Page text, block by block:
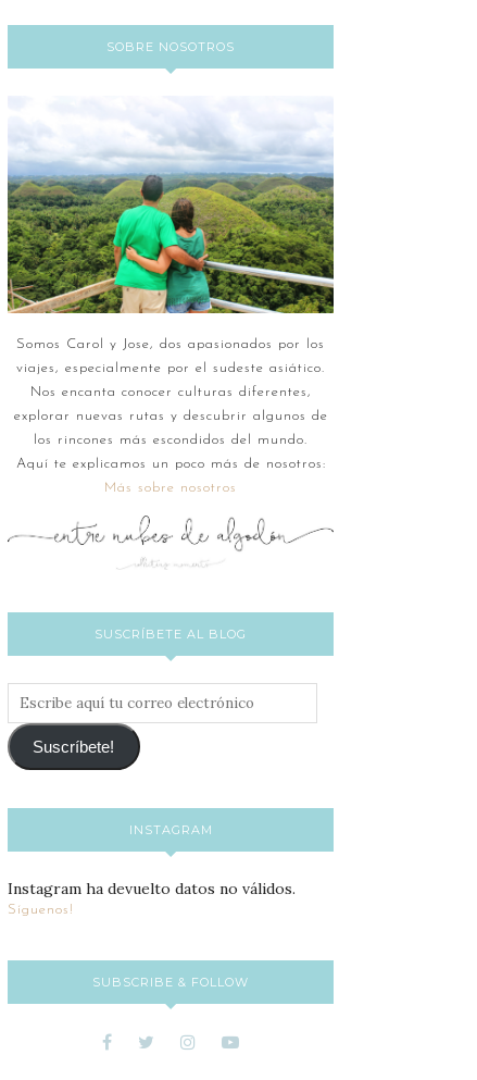
SOBRE NOSOTROS
Somos Carol y Jose, dos apasionados por los
viajes, especialmente por el sudeste asiático.
Nos encanta conocer culturas diferentes,
explorar nuevas rutas y descubrir algunos de
los rincones más escondidos del mundo.
Aquí te explicamos un poco más de nosotros:
Más sobre nosotros
SUSCRÍBETE AL BLOG
tu
correo
Suscríbete!
INSTAGRAM
Instagram ha devuelto datos no válidos.
Síguenos!
SUBSCRIBE & FOLLOW